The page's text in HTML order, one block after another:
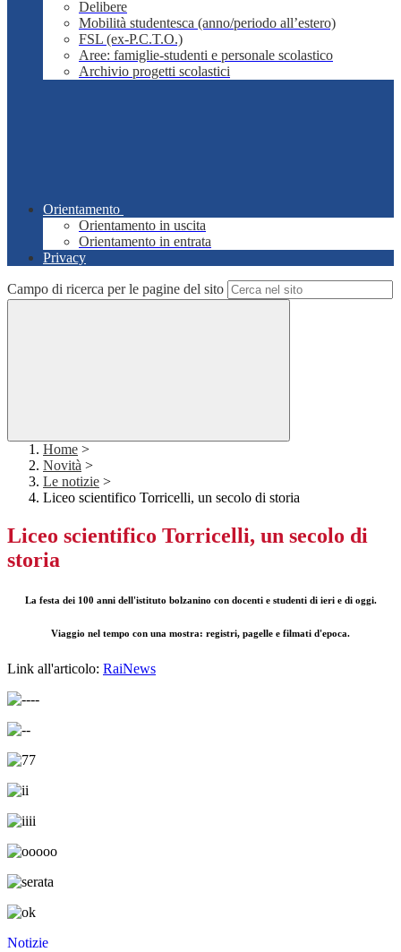
Delibere
Mobilità studentesca (anno/periodo all’estero)
FSL (ex-P.C.T.O.)
Aree: famiglie-studenti e personale scolastico
Archivio progetti scolastici
Orientamento
Orientamento in uscita
Orientamento in entrata
Privacy
Campo di ricerca per le pagine del sito
Home >
Novità >
Le notizie >
Liceo scientifico Torricelli, un secolo di storia
Liceo scientifico Torricelli, un secolo di
storia
La festa dei 100 anni dell'istituto bolzanino con docenti e studenti di ieri e di oggi.
Viaggio nel tempo con una mostra: registri, pagelle e filmati d'epoca.
Link all'articolo: RaiNews
Notizie